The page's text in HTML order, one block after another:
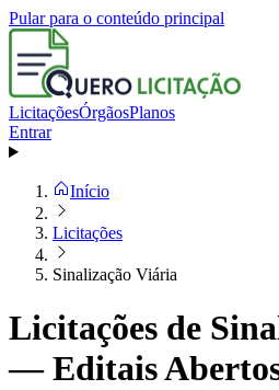
Pular para o conteúdo principal
LicitaçõesÓrgãosPlanos
Entrar
Início
Licitações
Sinalização Viária
Licitações de
— Editais